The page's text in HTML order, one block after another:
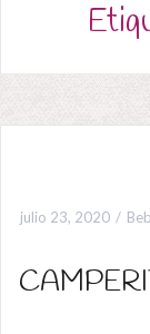
julio 23, 2020